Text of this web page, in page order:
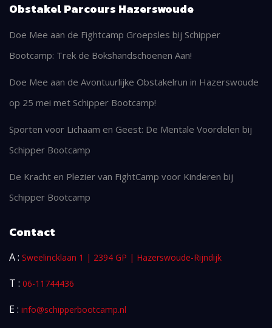
Obstakel Parcours Hazerswoude
Doe Mee aan de Fightcamp Groepsles bij Schipper
Bootcamp: Trek de Bokshandschoenen Aan!
Doe Mee aan de Avontuurlijke Obstakelrun in Hazerswoude
op 25 mei met Schipper Bootcamp!
Sporten voor Lichaam en Geest: De Mentale Voordelen bij
Schipper Bootcamp
De Kracht en Plezier van FightCamp voor Kinderen bij
Schipper Bootcamp
Contact
A : Sweelincklaan 1 | 2394 GP | Hazerswoude-Rijndijk
T : 06-11744436
E : info@schipperbootcamp.nl